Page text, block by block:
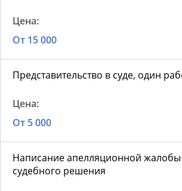
От 15 000
Представительство в суде, один
От 5 000
Написание апелляционной
судебного решения